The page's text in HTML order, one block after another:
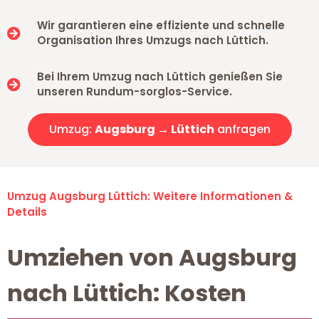
Wir garantieren eine effiziente und schnelle
Organisation Ihres Umzugs nach Lüttich.
Bei Ihrem Umzug nach Lüttich genießen Sie
unseren Rundum-sorglos-Service.
Umzug: Augsburg → Lüttich anfragen
Umzug Augsburg Lüttich: Weitere Informationen &
Details
Umziehen von Augsburg
nach Lüttich: Kosten